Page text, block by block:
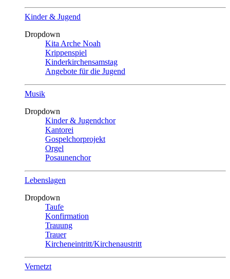
Kinder & Jugend
Dropdown
Kita Arche Noah
Krippenspiel
Kinderkirchensamstag
Angebote für die Jugend
Musik
Dropdown
Kinder & Jugendchor
Kantorei
Gospelchorprojekt
Orgel
Posaunenchor
Lebenslagen
Dropdown
Taufe
Konfirmation
Trauung
Trauer
Kircheneintritt/Kirchenaustritt
Vernetzt